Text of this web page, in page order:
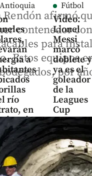
Antioquia
a
río
en
Fútbol
Video:
Lionel
Messi
marcó
doblete y
ya es el
goleador
de la
Leagues
Cup
share
Rendón afirmó
contenedor
para
Estos equipos
por